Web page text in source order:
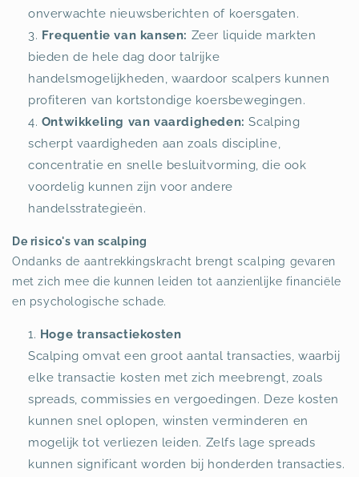
onverwachte nieuwsberichten of koersgaten.
Frequentie van kansen: Zeer liquide markten
bieden de hele dag door talrijke
handelsmogelijkheden, waardoor scalpers kunnen
profiteren van kortstondige koersbewegingen.
Ontwikkeling van vaardigheden: Scalping
scherpt vaardigheden aan zoals discipline,
concentratie en snelle besluitvorming, die ook
voordelig kunnen zijn voor andere
handelsstrategieën.
De risico's van scalping
Ondanks de aantrekkingskracht brengt scalping gevaren
met zich mee die kunnen leiden tot aanzienlijke financiële
en psychologische schade.
Hoge transactiekosten
Scalping omvat een groot aantal transacties, waarbij
elke transactie kosten met zich meebrengt, zoals
spreads, commissies en vergoedingen. Deze kosten
kunnen snel oplopen, winsten verminderen en
mogelijk tot verliezen leiden. Zelfs lage spreads
kunnen significant worden bij honderden transacties.